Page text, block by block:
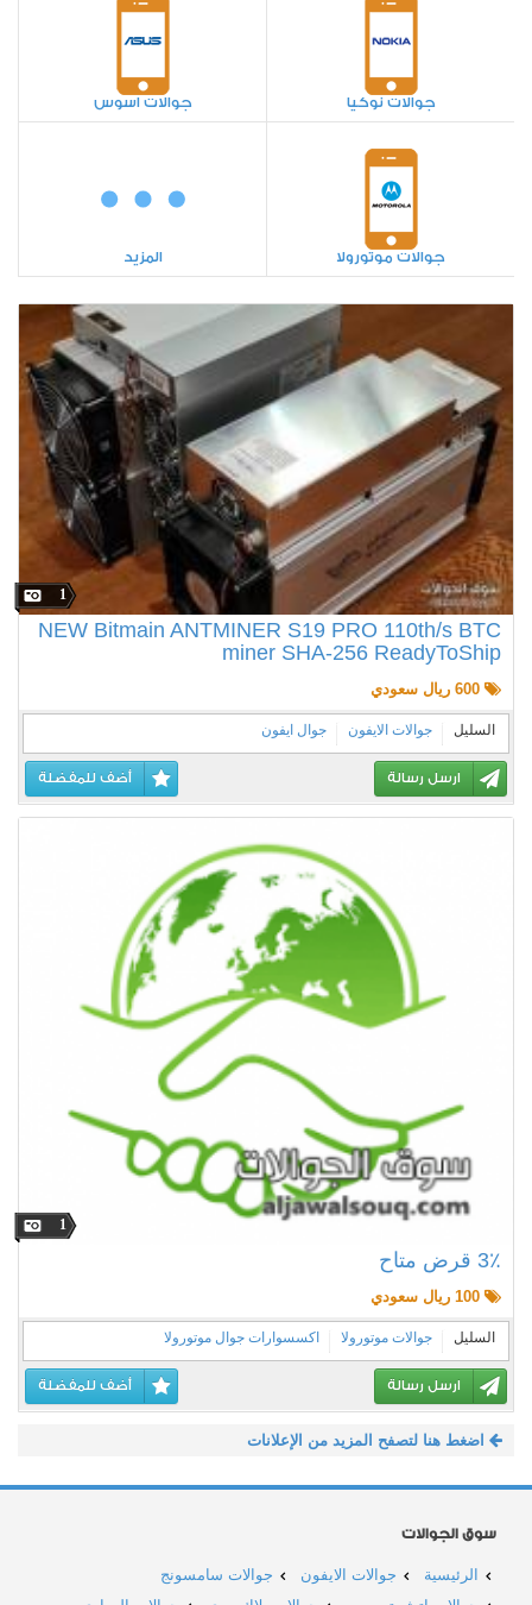
جوالات نوكيا جوالات اسوس
جوالات موتورولا المزيد
1
NEW Bitmain ANTMINER S19 PRO 110th/s BTC
miner SHA-256 ReadyToShip
600 ريال سعودي
السليل جوالات الايفون جوال ايفون
ارسل رسالة أضف للمفضلة
1
3٪ قرض متاح
100 ريال سعودي
السليل جوالات موتورولا اكسسوارات جوال موتورولا
ارسل رسالة أضف للمفضلة
اضغط هنا لتصفح المزيد من الإعلانات
سوق الجوالات
الرئيسية جوالات الايفون
جوالات سامسونج